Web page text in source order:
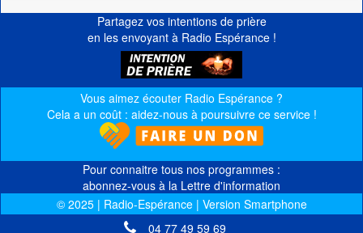
Partagez vos intentions de prière
en les envoyant à Radio Espérance !
Vous aimez écouter Radio Espérance ?
Cela a un coût : aidez-nous à poursuivre ce service !
Pour connaitre tous nos programmes :
abonnez-vous à la Lettre d'information
© 2025 | Radio-Espérance | Version Smartphone
04 77 49 59 69